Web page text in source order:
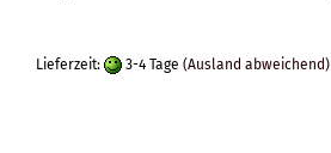
Lieferzeit: 3-4 Tage (Ausland abweichend)